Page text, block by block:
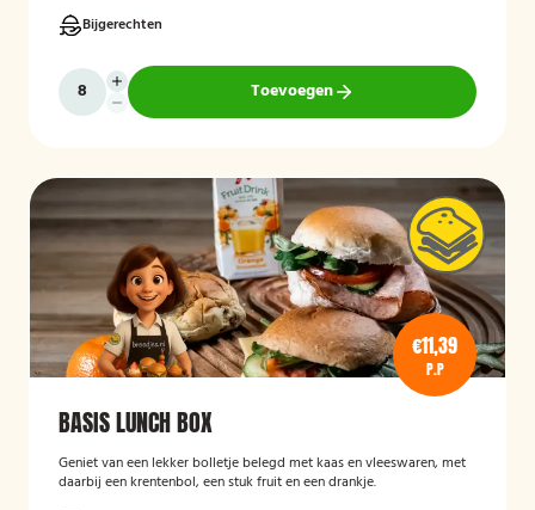
Bijgerechten
Toevoegen
€11,39
P.P
BASIS LUNCH BOX
Geniet van een lekker bolletje belegd met kaas en vleeswaren, met
daarbij een krentenbol, een stuk fruit en een drankje.